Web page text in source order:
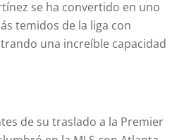
se ha convertido en uno
temidos de la liga con
una increíble capacidad
de su traslado a la Premier